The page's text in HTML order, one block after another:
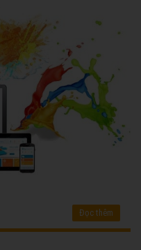
Đọc thêm